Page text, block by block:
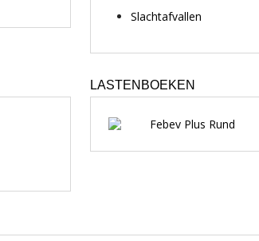
Slachtafvallen
LASTENBOEKEN
Febev Plus Rund